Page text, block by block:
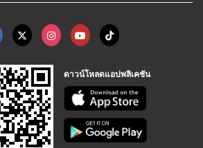
ดาวน์โหลดแอปพลิเคชัน